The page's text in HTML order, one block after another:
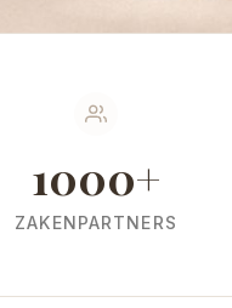
1000+
ZAKENPARTNERS